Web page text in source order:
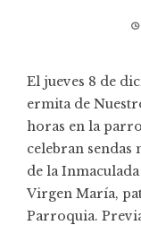
El jueves 8 de
ermita de
horas en la
celebran
de la
Virgen María,
Parroquia.